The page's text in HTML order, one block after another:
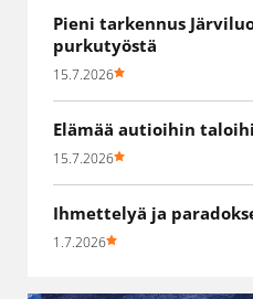
Pieni tarkennus
purkutyöstä
15.7.2026
Elämää autioihin
15.7.2026
Ihmettelyä ja
1.7.2026